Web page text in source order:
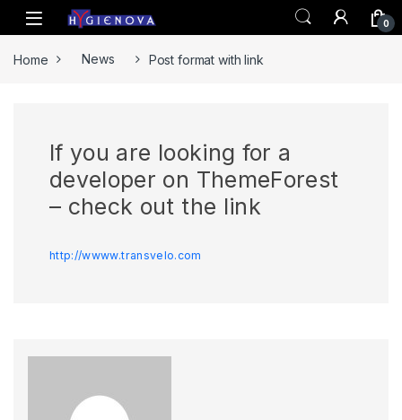
Skip to navigation
Skip to content
0
Home News Post format with link
If you are looking for a
developer on ThemeForest
– check out the link
http://wwww.transvelo.com